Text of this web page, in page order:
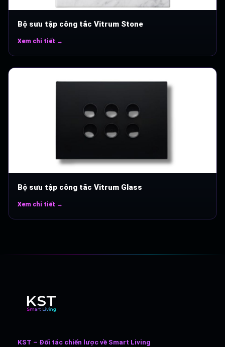
Bộ sưu tập công tắc Vitrum Stone
Xem chi tiết →
Bộ sưu tập công tắc Vitrum Glass
Xem chi tiết →
KST – Đối tác chiến lược về Smart Living